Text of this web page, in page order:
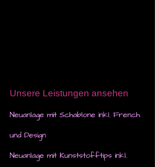
Unsere Leistungen ansehen
Neuanlage mit Schablone inkl. French
und Design
Neuanlage mit Kunststofftips inkl.